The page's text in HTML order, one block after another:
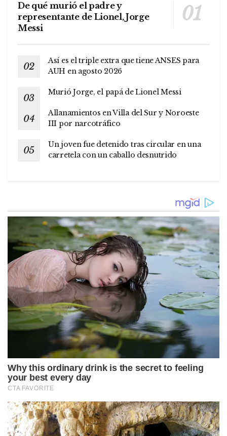
De qué murió el padre y
representante de Lionel, Jorge
Messi
Así es el triple extra que tiene ANSES para
AUH en agosto 2026
Murió Jorge, el papá de Lionel Messi
Allanamientos en Villa del Sur y Noroeste
III por narcotráfico
Un joven fue detenido tras circular en una
carretela con un caballo desnutrido